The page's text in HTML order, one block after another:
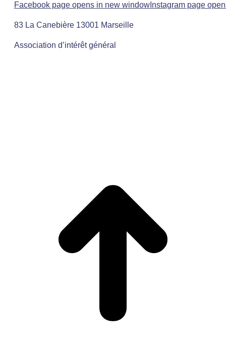
Facebook page opens in new window Instagram page
83 La Canebière 13001 Marseille
Association d’intérêt général